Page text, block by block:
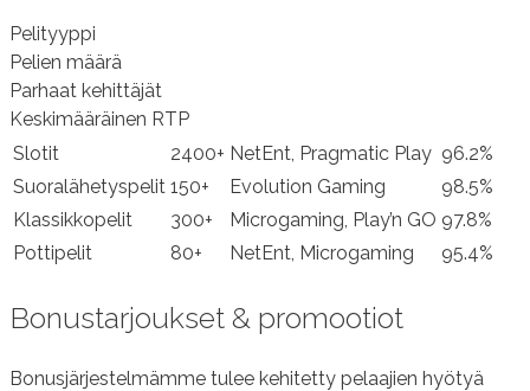
Pelityyppi
Pelien määrä
Parhaat kehittäjät
Keskimääräinen RTP
Slotit
2400+ NetEnt, Pragmatic Play 96.2%
Suoralähetyspelit 150+ Evolution Gaming
98.5%
Klassikkopelit
300+ Microgaming, Play’n GO 97.8%
Pottipelit
80+ NetEnt, Microgaming 95.4%
Bonustarjoukset & promootiot
Bonusjärjestelmämme tulee kehitetty pelaajien hyötyä